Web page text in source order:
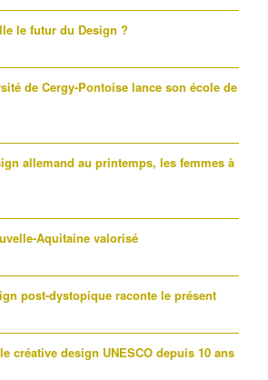
le futur du Design ?
de Cergy-Pontoise lance son école de
allemand au printemps, les femmes à
Aquitaine valorisé
post-dystopique raconte le présent
créative design UNESCO depuis 10 ans